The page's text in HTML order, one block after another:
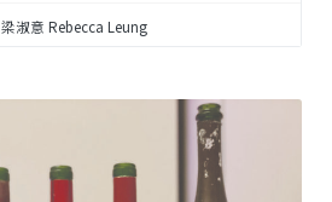
梁淑意 Rebecca Leung